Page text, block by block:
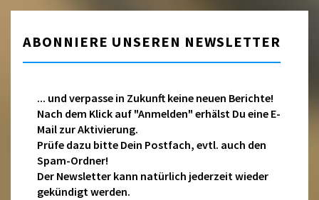
ABONNIERE UNSEREN NEWSLETTER
... und verpasse in Zukunft keine neuen Berichte!
Nach dem Klick auf "Anmelden" erhälst Du eine E-
Mail zur Aktivierung.
Prüfe dazu bitte Dein Postfach, evtl. auch den
Spam-Ordner!
Der Newsletter kann natürlich jederzeit wieder
gekündigt werden.